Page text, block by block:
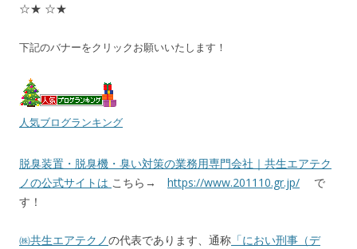
☆★ ☆★
下記のバナーをクリックお願いいたします！
人気ブログランキング
脱臭装置・脱臭機・臭い対策の業務用専門会社｜共生エアテク
ノの公式サイトは こちら→ https://www.201110.gr.jp/ で
す！
㈱共生エアテクノの代表であります、通称 「におい刑事（デ